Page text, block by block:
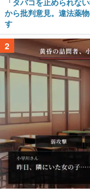
「タバコを止められな
から批判意見。違法薬
す
2